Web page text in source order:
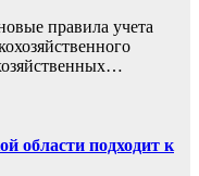
правила учета
области подходит к